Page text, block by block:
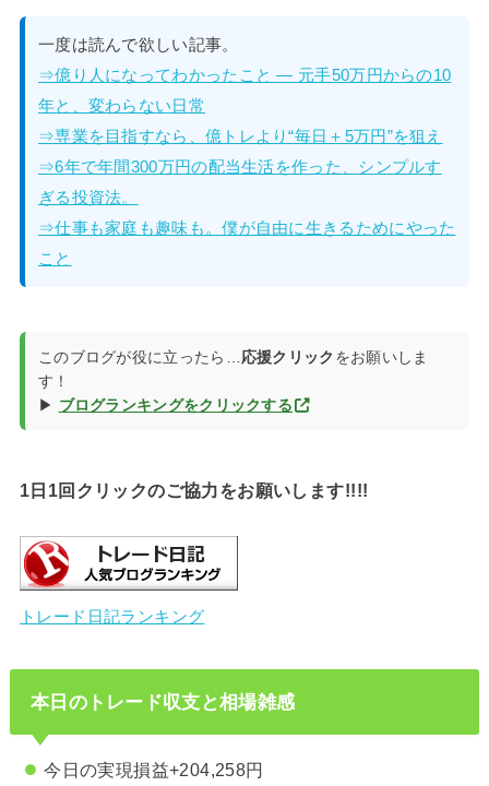
一度は読んで欲しい記事。
⇒億り人になってわかったこと — 元手50万円からの10
年と、変わらない日常
⇒専業を目指すなら、億トレより“毎日＋5万円”を狙え
⇒6年で年間300万円の配当生活を作った、シンプルす
ぎる投資法。
⇒仕事も家庭も趣味も。僕が自由に生きるためにやった
こと
このブログが役に立ったら…応援クリック をお願いしま
す！
▶ ブログランキングをクリックする
1日1回クリックのご協力をお願いします!!!!
トレード日記ランキング
本日のトレード収支と相場雑感
今日の実現損益+204,258円